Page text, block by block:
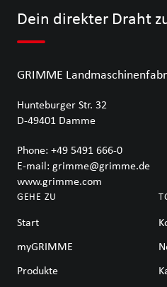
Dein direkter Draht
GRIMME
Hunteburger Str. 32
D-49401 Damme
Phone: +49 5491 666-0
E-mail: grimme@grimme.de
www.grimme.com
GEHE ZU
Start
myGRIMME
Produkte